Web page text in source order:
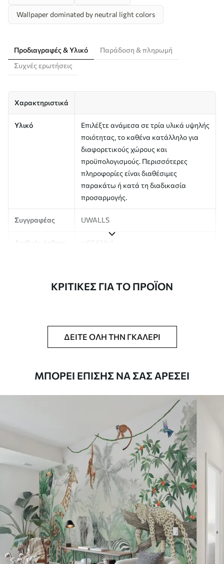
Wallpaper dominated by neutral light colors
Προδιαγραφές & Υλικό
Παράδοση & πληρωμή
Συχνές ερωτήσεις
Χαρακτηριστικά
Υλικό
Επιλέξτε ανάμεσα σε τρία υλικά υψηλής
ποιότητας, το καθένα κατάλληλο για
διαφορετικούς χώρους και
προϋπολογισμούς. Περισσότερες
πληροφορίες είναι διαθέσιμες
παρακάτω ή κατά τη διαδικασία
προσαρμογής.
Συγγραφέας UWALLS
Αριθμός άρθρου
πανομοιότυπες λωρίδες πλάτους έως
επίστρωση βερνικιού και/ή κόλλα
ταπετσαρίας.
Καθαρισμός
Η ταπετσαρία μπορεί να καθαριστεί
απαλά με ένα μαλακό σφουγγάρι. Οι
ταπετσαρίες με βερνίκι μπορούν να
Απρόσκοπτη εφαρμογή
Διαθέσιμα υλικά
Στάνταρ
44 .9826.99€/m²
Πρίμιουμ
56.6734.00€/m²
ΚΡΙΤΙΚΈΣ ΓΙΑ ΤΟ ΠΡΟΪΌΝ
ΔΕΊΤΕ ΌΛΗ ΤΗΝ ΓΚΑΛΕΡΊ
ΜΠΟΡΕΊ ΕΠΊΣΗΣ ΝΑ ΣΑΣ ΑΡΈΣΕΙ